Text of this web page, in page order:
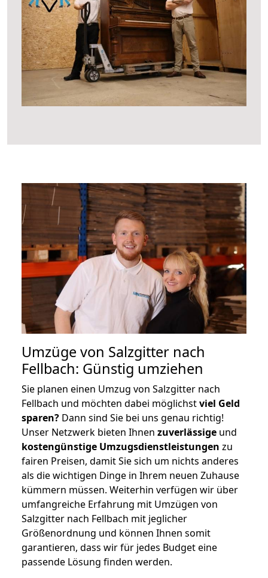
Umzüge von Salzgitter nach
Fellbach: Günstig umziehen
Sie planen einen Umzug von Salzgitter nach
Fellbach und möchten dabei möglichstviel Geld
sparen? Dann sind Sie bei uns genau richtig!
Unser Netzwerk bieten Ihnen zuverlässige und
kostengünstige Umzugsdienstleistungen zu
fairen Preisen, damit Sie sich um nichts anderes
als die wichtigen Dinge in Ihrem neuen Zuhause
kümmern müssen. Weiterhin verfügen wir über
umfangreiche Erfahrung mit Umzügen von
Salzgitter nach Fellbach mit jeglicher
Größenordnung und können Ihnen somit
garantieren, dass wir für jedes Budget eine
passende Lösung finden werden.